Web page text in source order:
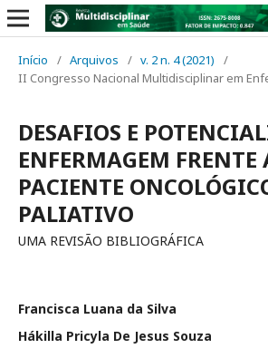
Início / Arquivos / v. 2 n. 4 (2021)
/
II Congresso Nacional Multidisciplinar em
DESAFIOS E
ENFERMAGEM FRENTE
PACIENTE
PALIATIVO
UMA REVISÃO BIBLIOGRÁFICA
Francisca Luana da Silva
Hákilla Pricyla De Jesus Souza